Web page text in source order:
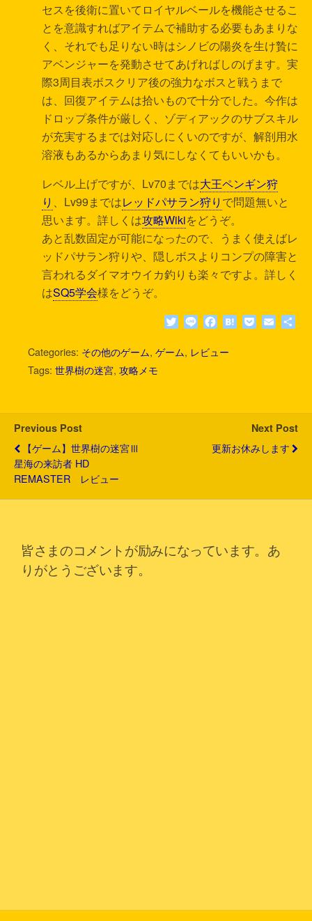
セスを後衛に置いてロイヤルベールを機能させるこ
とを意識すればアイテムで補助する必要もあまりな
く、それでも足りない時はシノビの陽炎を生け贄に
アベンジャーを発動させてあげればしのげます。実
際3周目表ボスクリア後の強力なボスと戦うまで
は、回復アイテムは拾いもので十分でした。今作は
ドロップ条件が厳しく、ゾディアックのサブスキル
が充実するまでは対応しにくいのですが、解剖用水
溶液もあるからあまり気にしなくてもいいかも。
レベル上げですが、Lv70までは大王ペンギン狩
り 、Lv99まではレッドパサラン狩り で問題無いと
思います。詳しくは攻略Wikiをどうぞ。
あと乱数固定が可能になったので、うまく使えばレ
ッドパサラン狩りや、隠しボスよりコンプの障害と
言われるダイマオウイカ釣りも楽々ですよ。詳しく
はSQ5学会様をどうぞ。
T
i
L
n
F
c
H
P
E
Categories: その他のゲーム, ゲーム, レビュー
Tags: 世界樹の迷宮, 攻略メモ
Previous Post
【ゲーム】世界樹の迷宮Ⅲ
星海の来訪者 HD
REMASTER レビュー
Next Post
更新お休みします
皆さまのコメントが励みになっています。あ
りがとうございます。